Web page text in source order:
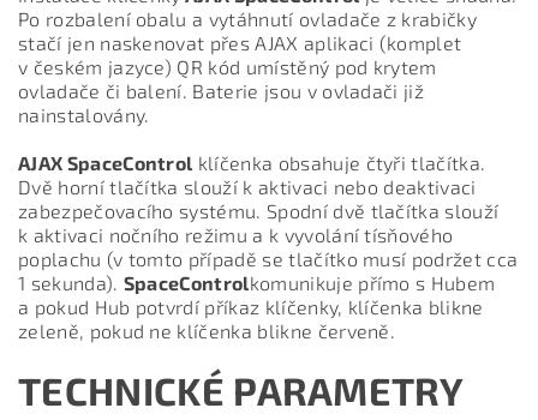
Po rozbalení obalu a vytáhnutí ovladače z krabičky
stačí jen naskenovat přes AJAX aplikaci (komplet
v českém jazyce) QR kód umístěný pod krytem
ovladače či balení. Baterie jsou v ovladači již
nainstalovány.
AJAX SpaceControl klíčenka obsahuje čtyři tlačítka.
Dvě horní tlačítka slouží k aktivaci nebo deaktivaci
zabezpečovacího systému. Spodní dvě tlačítka slouží
k aktivaci nočního režimu a k vyvolání tísňového
poplachu (v tomto případě se tlačítko musí podržet cca
1 sekunda). SpaceControlkomunikuje přímo s Hubem
a pokud Hub potvrdí příkaz klíčenky, klíčenka blikne
zeleně, pokud ne klíčenka blikne červeně.
TECHNICKÉ PARAMETRY